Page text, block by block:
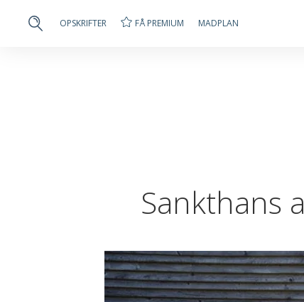
OPSKRIFTER FÅ PREMIUM MADPLAN
Sankthans